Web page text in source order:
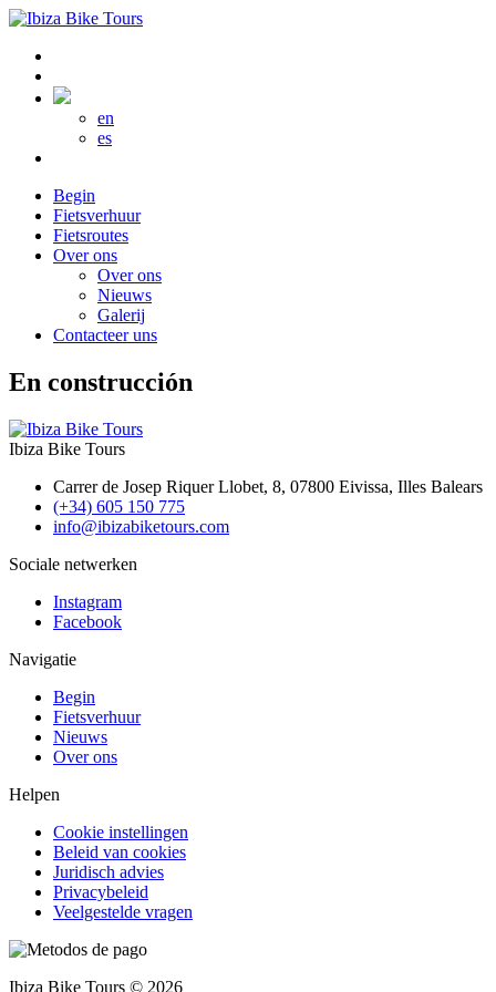
en
es
Begin
Fietsverhuur
Fietsroutes
Over ons
Over ons
Nieuws
Galerij
Contacteer uns
En construcción
Ibiza Bike Tours
Carrer de Josep Riquer Llobet, 8, 07800 Eivissa, Illes Balears
(+34) 605 150 775
info@ibizabiketours.com
Sociale netwerken
Instagram
Facebook
Navigatie
Begin
Fietsverhuur
Nieuws
Over ons
Helpen
Cookie instellingen
Beleid van cookies
Juridisch advies
Privacybeleid
Veelgestelde vragen
Ibiza Bike Tours © 2026